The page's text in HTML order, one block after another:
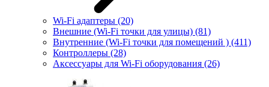
Wi-Fi адаптеры (20)
Внешние (Wi-Fi точки для улицы) (81)
Внутренние (Wi-Fi точки для помещений ) (411)
Контроллеры (28)
Аксессуары для Wi-Fi оборудования (26)